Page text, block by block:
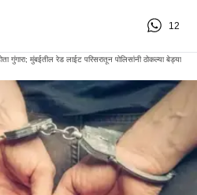
12
गुंगारा; मुंबईतील रेड लाईट परिसरातून पोलिसांनी ठोकल्या बेड्या